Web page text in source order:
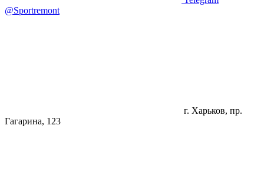
@Sportremont
г. Харьков, пр.
Гагарина, 123